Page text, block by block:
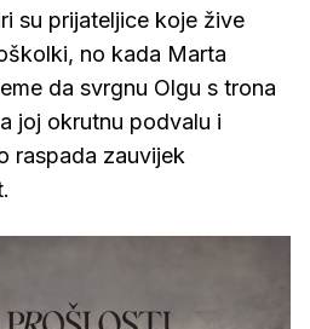
su prijateljice koje žive
no kada Marta
da svrgnu Olgu s trona
joj okrutnu podvalu i
raspada zauvijek